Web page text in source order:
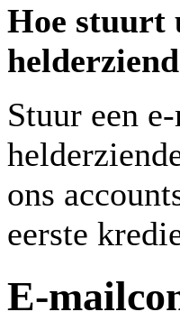
Hoe stuurt
Stuur een
ons
eerste
E-